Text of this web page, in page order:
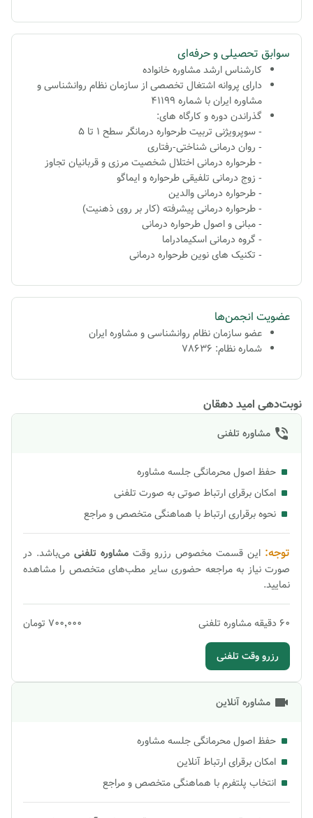
سوابق تحصیلی و حرفه‌ای
کارشناس ارشد مشاوره خانواده
دارای پروانه اشتغال تخصصی از سازمان نظام روانشناسی و
مشاوره ایران با شماره 41199
گذراندن دوره و کارگاه های:
- سوپرویژنی تربیت طرحواره درمانگر سطح 1 تا 5
- روان درمانی شناختی-رفتاری
- طرحواره درمانی اختلال شخصیت مرزی و قربانیان تجاوز
- زوج درمانی تلفیقی طرحواره و ایماگو
- طرحواره درمانی والدین
- طرحواره درمانی پیشرفته (کار بر روی ذهنیت)
- مبانی و اصول طرحواره درمانی
- گروه درمانی اسکیمادراما
- تکنیک های نوین طرحواره درمانی
عضویت انجمن‌ها
عضو سازمان نظام روانشناسی و مشاوره ایران
شماره نظام: 78636
نوبت‌دهی امید دهقان
مشاوره تلفنی
حفظ اصول محرمانگی جلسه مشاوره
امکان برقرای ارتباط صوتی به صورت تلفنی
نحوه برقراری ارتباط با هماهنگی متخصص و مراجع
توجه: این قسمت مخصوص رزرو وقت مشاوره تلفنی می‌باشد. در
صورت نیاز به مراجعه حضوری سایر مطب‌های متخصص را مشاهده
نمایید.
60 دقیقهمشاوره تلفنی ۷۰۰٬۰۰۰ تومان
رزرو وقت تلفنی
مشاوره آنلاین
حفظ اصول محرمانگی جلسه مشاوره
امکان برقرای ارتباط آنلاین
انتخاب پلتفرم با هماهنگی متخصص و مراجع